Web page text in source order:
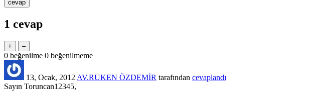
1 cevap
0 beğenilme 0 beğenilmeme
13, Ocak, 2012 AV.RUKEN ÖZDEMİR tarafından cevaplandı
Sayın Toruncan12345,